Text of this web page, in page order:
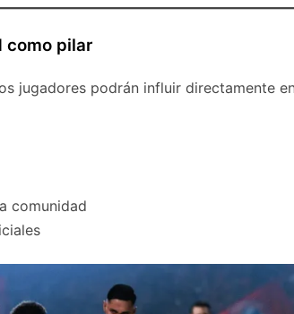
como pilar
jugadores podrán influir directamente
comunidad